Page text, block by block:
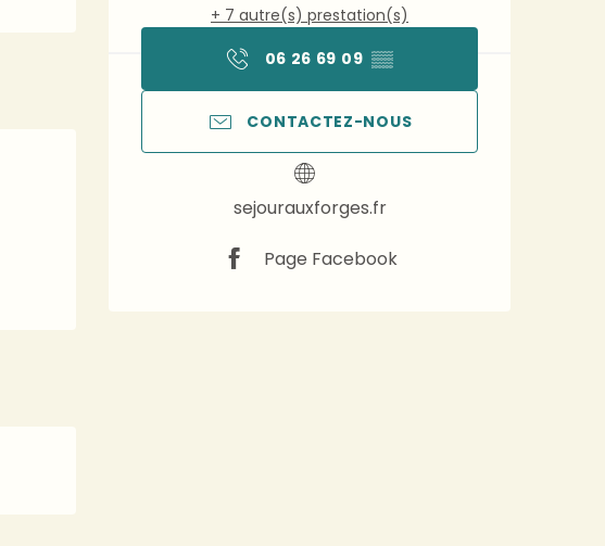
+ 7 autre(s) prestation(s)
06 26 69 09 ▒▒
CONTACTEZ-NOUS
sejourauxforges.fr
Page Facebook